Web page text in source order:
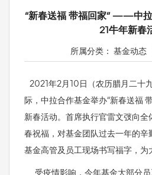
“新春送福 带福回家” ——中
21牛年新春
所属分类： 基金动态
2021年2月10日（农历腊月二十
际，中拉合作基金举办“新春送福
新春活动。首席执行官雷文弢向全
春祝福，对基金团队过去一年的辛
基金高管及员工现场书写福字，为